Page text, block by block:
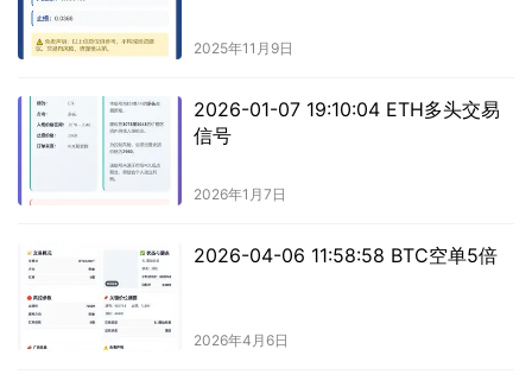
2025年11月9日
2026-01-07 19:10:04 ETH多头交易
信号
2026年1月7日
2026-04-06 11:58:58 BTC空单5倍
2026年4月6日